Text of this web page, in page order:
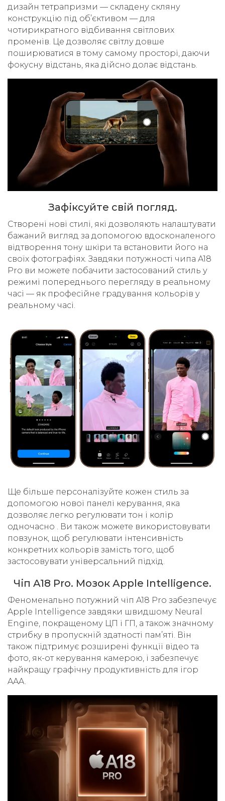
дизайн тетрапризми — складену скляну
конструкцію під об’єктивом — для
чотирикратного відбивання світлових
променів. Це дозволяє світлу довше
поширюватися в тому самому просторі, даючи
фокусну відстань, яка дійсно долає відстань.
Зафіксуйте свій погляд.
Cтворені нові стилі, які дозволяють налаштувати
бажаний вигляд за допомогою вдосконаленого
відтворення тону шкіри та встановити його на
своїх фотографіях. Завдяки потужності чипа A18
Pro ви можете побачити застосований стиль у
режимі попереднього перегляду в реальному
часі — як професійне градування кольорів у
реальному часі.
Ще більше персоналізуйте кожен стиль за
допомогою нової панелі керування, яка
дозволяє легко регулювати тон і колір
одночасно . Ви також можете використовувати
повзунок, щоб регулювати інтенсивність
конкретних кольорів замість того, щоб
застосовувати універсальний підхід.
Чіп A18 Pro. Мозок Apple Intelligence.
Феноменально потужний чіп A18 Pro забезпечує
Apple Intelligence завдяки швидшому Neural
Engine, покращеному ЦП і ГП, а також значному
стрибку в пропускній здатності пам’яті. Він
також підтримує розширені функції відео та
фото, як-от керування камерою, і забезпечує
найкращу графічну продуктивність для ігор
AAA.